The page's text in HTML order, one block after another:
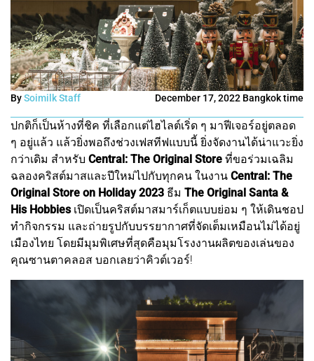
BySoimilk Staff December 17, 2022 Bangkok time
ปกติก็เป็นห้างที่ชิค ที่เลือกแต่ไฮไลต์เริ่ด ๆ มาฟีเจอร์อยู่ตลอด
ๆ อยู่แล้ว แล้วยิ่งพอถึงช่วงเฟสทีฟแบบนี้ ยิ่งจัดงานได้น่าแวะยิ่ง
กว่าเดิม สำหรับ Central: The Original Store ที่ขอร่วมเฉลิม
ฉลองคริสต์มาสและปีใหม่ไปกับทุกคน ในงาน Central: The
Original Store on Holiday 2023 ธีม The Original Santa &
His Hobbiesเปิดเป็นคริสต์มาสมาร์เก็ตแบบย่อม ๆ ให้เดินชอป
ทำกิจกรรม และถ่ายรูปกับบรรยากาศที่จัดเต็มเหมือนไม่ได้อยู่
เมืองไทย โดยมีมุมพิเศษที่สุดคือมุมโรงงานผลิตของเล่นของ
คุณซานตาคลอส บอกเลยว่าคิวต์เวอร์!